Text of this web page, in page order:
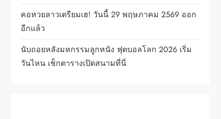
คอหวยลาวเตรียมเฮ! วันนี้ 29 พฤษภาคม 2569 ออก
อีกแล้ว
นับถอยหลังมหกรรมลูกหนัง ฟุตบอลโลก 2026 เริ่ม
วันไหน เช็กตารางเปิดสนามที่นี่